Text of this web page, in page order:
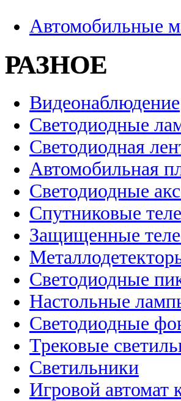
Автомобильные
РАЗНОЕ
Видеонаблюдение
Светодиодные
Светодиодная
Автомобильная
Светодиодные
Спутниковые
Защищенные
Светодиодные
Настольные
Светодиодные
Трековые
Светильники
Игровой автомат